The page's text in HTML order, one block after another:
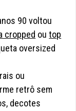
90 voltou
cropped outop
oversized
ou
retrô sem
decotes